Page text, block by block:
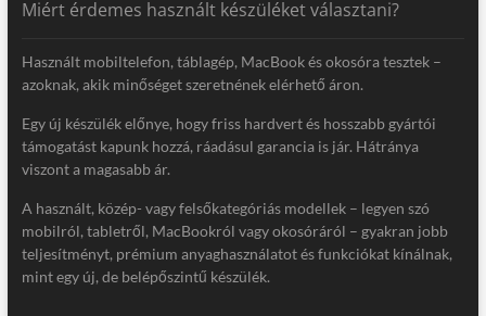
Miért érdemes használt készüléket választani?
Használt mobiltelefon, táblagép, MacBook és okosóra tesztek –
azoknak, akik minőséget szeretnének elérhető áron.
Egy új készülék előnye, hogy friss hardvert és hosszabb gyártói
támogatást kapunk hozzá, ráadásul garancia is jár. Hátránya
viszont a magasabb ár.
A használt, közép- vagy felsőkategóriás modellek – legyen szó
mobilról, tabletről, MacBookról vagy okosóráról – gyakran jobb
teljesítményt, prémium anyaghasználatot és funkciókat kínálnak,
mint egy új, de belépőszintű készülék.